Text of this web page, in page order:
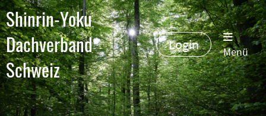
Shinrin-Yoku
Dachverband
Schweiz
Login Menü